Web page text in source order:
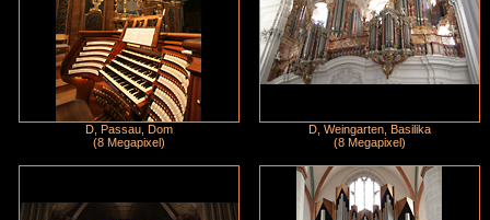
D, Passau, Dom
(8 Megapixel)
D, Weingarten, Basilika
(8 Megapixel)